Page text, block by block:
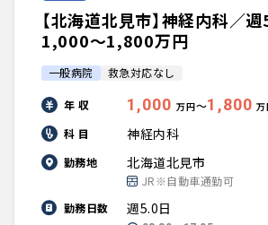
【北海道北見市】神経内科／
1,000〜1,800万円
一般病院 救急対応なし
年 収 1,000 万円〜1,800 万
科 目 神経内科
勤務地 北海道北見市
JR※自動車通勤可
勤務日数
週5.0日